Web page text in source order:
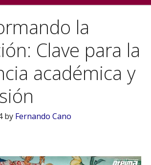
la
Clave para la
académica y
by Fernando Cano